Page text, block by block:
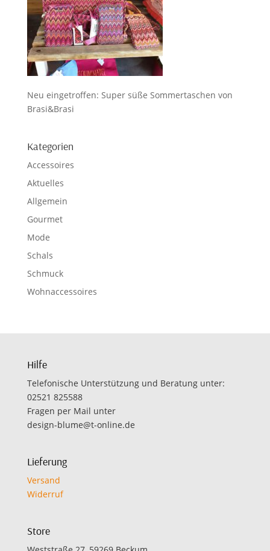
Neu eingetroffen: Super süße Sommertaschen von
Brasi&Brasi
Kategorien
Accessoires
Aktuelles
Allgemein
Gourmet
Mode
Schals
Schmuck
Wohnaccessoires
Hilfe
Telefonische Unterstützung und Beratung unter:
02521 825588
Fragen per Mail unter
design-blume@t-online.de
Lieferung
Versand
Widerruf
Store